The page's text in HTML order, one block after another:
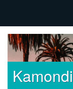
Kamondi